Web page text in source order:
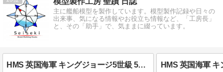
主に艦船模型を製作しています。模型製作記録や日々の
出来事、気になる情報やお役立ち情報など、「工房長」
と、その「助手」で、気ままに綴っています。
HMS 英国海軍 キングジョージ5世級 5番艦 『戦艦 ハウ/HOWE』（1944年7月頃） 製作中 甲板塗装スタート！！ ⑦ （依頼製作）